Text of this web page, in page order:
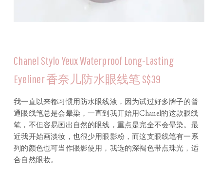
Chanel Stylo Yeux Waterproof Long-Lasting
Eyeliner 香奈儿防水眼线笔 S$39
我一直以来都习惯用防水眼线液，因为试过好多牌子的普
通眼线笔总是会晕染，一直到我开始用Chanel的这款眼线
笔，不但容易画出自然的眼线，重点是完全不会晕染。最
近我开始画淡妆，也很少用眼影粉，而这支眼线笔有一系
列的颜色也可当作眼影使用，我选的深褐色带点珠光，适
合自然眼妆。